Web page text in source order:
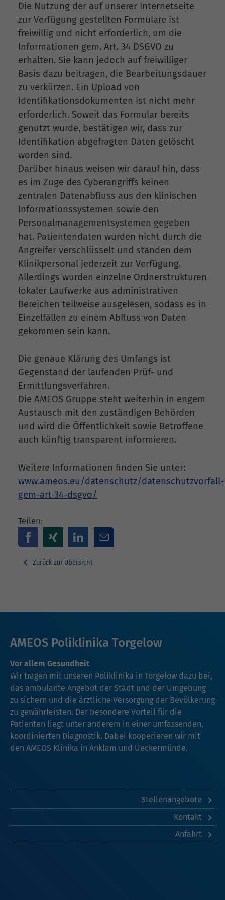
Die Nutzung der auf unserer Internetseite
zur Verfügung gestellten Formulare ist
freiwillig und nicht erforderlich, um die
Informationen gem. Art. 34 DSGVO zu
erhalten. Sie kann jedoch auf freiwilliger
Basis dazu beitragen, die Bearbeitungsdauer
zu verkürzen. Ein Upload von
Identifikationsdokumenten ist nicht mehr
erforderlich. Soweit das Formular bereits
genutzt wurde, bestätigen wir, dass zur
Identifikation abgefragten Daten gelöscht
worden sind.
Darüber hinaus weisen wir darauf hin, dass
es im Zuge des Cyberangriffs keinen
zentralen Datenabfluss aus den klinischen
Informationssystemen sowie den
Personalmanagementsystemen gegeben
hat. Patientendaten wurden nicht durch die
Angreifer verschlüsselt und standen dem
Klinikpersonal jederzeit zur Verfügung.
Allerdings wurden einzelne Ordnerstrukturen
lokaler Laufwerke aus administrativen
Bereichen teilweise ausgelesen, sodass es in
Einzelfällen zu einem Abfluss von Daten
gekommen sein kann.
Die genaue Klärung des Umfangs ist
Gegenstand der laufenden Prüf- und
Ermittlungsverfahren.
Die AMEOS Gruppe steht weiterhin in engem
Austausch mit den zuständigen Behörden
und wird die Öffentlichkeit sowie Betroffene
auch künftig transparent informieren.
Weitere Informationen finden Sie unter:
www.ameos.eu/datenschutz/datenschutzvorfall-
gem-art-34-dsgvo/
Teilen:
Zurück zur Übersicht
AMEOS Poliklinika Torgelow
Vor allem Gesundheit
Wir tragen mit unseren Poliklinika in Torgelow dazu bei,
das ambulante Angebot der Stadt und der Umgebung
zu sichern und die ärztliche Versorgung der Bevölkerung
zu gewährleisten. Der besondere Vorteil für die
Patienten liegt unter anderem in einer umfassenden,
koordinierten Diagnostik. Dabei kooperieren wir mit
den AMEOS Klinika in Anklam und Ueckermünde.
Stellenangebote
Kontakt
Anfahrt